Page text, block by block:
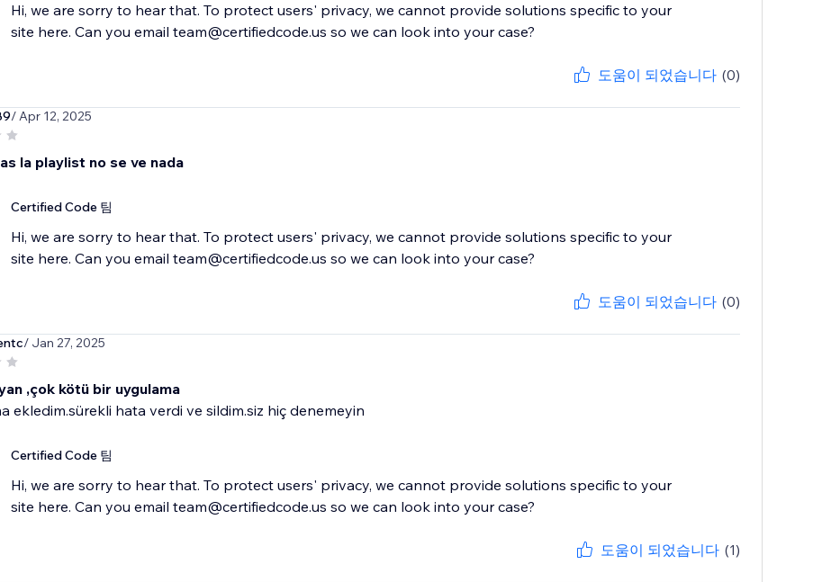
Hi, we are sorry to hear that. To protect users' privacy, we cannot provide solutions specific to your
site here. Can you email team@certifiedcode.us so we can look into your case?
도움이 되었습니다 (0)
/ Apr 12, 2025
la playlist no se ve nada
Certified Code 팀
Hi, we are sorry to hear that. To protect users' privacy, we cannot provide solutions specific to your
site here. Can you email team@certifiedcode.us so we can look into your case?
도움이 되었습니다 (0)
/ Jan 27, 2025
,çok kötü bir uygulama
ekledim.sürekli hata verdi ve sildim.siz hiç denemeyin
Certified Code 팀
Hi, we are sorry to hear that. To protect users' privacy, we cannot provide solutions specific to your
site here. Can you email team@certifiedcode.us so we can look into your case?
도움이 되었습니다 (1)